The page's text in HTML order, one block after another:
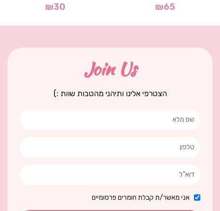
₪65
₪30
Join Us
הצטרפי אלינו ותיהני מהטבות שוות :)
אני מאשר/ת קבלת חומרים פרסומיים